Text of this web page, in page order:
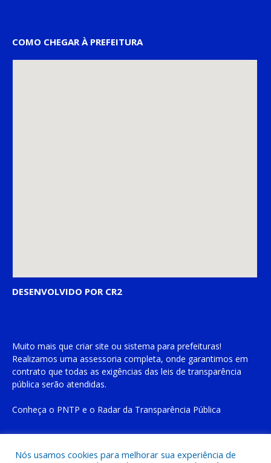
COMO CHEGAR À PREFEITURA
DESENVOLVIDO POR CR2
Muito mais que criar site ou sistema para prefeituras!
Realizamos uma assessoria completa, onde garantimos em
contrato que todas as exigências das leis de transparência
pública serão atendidas.
Conheça o PNTP e o Radar da Transparência Pública
Nós usamos cookies para melhorar sua experiência de